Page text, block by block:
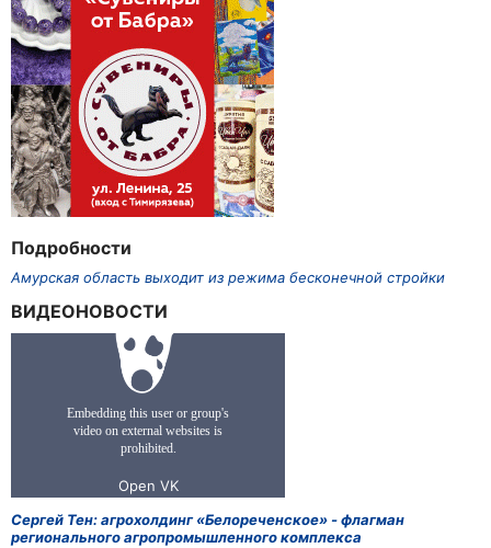
Подробности
Амурская область выходит из режима бесконечной стройки
ВИДЕОНОВОСТИ
Сергей Тен: агрохолдинг «Белореченское» - флагман
регионального агропромышленного комплекса